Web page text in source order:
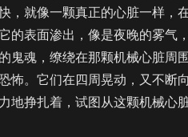
，就像一颗真正的心脏一样，
的表面渗出，像是夜晚的雾气
魂，缭绕在那颗机械心脏周
怖。它们在四周晃动，又不断
地挣扎着，试图从这颗机械心